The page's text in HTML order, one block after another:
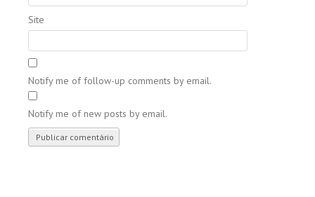
Site
Notify me of follow-up comments by email.
Notify me of new posts by email.